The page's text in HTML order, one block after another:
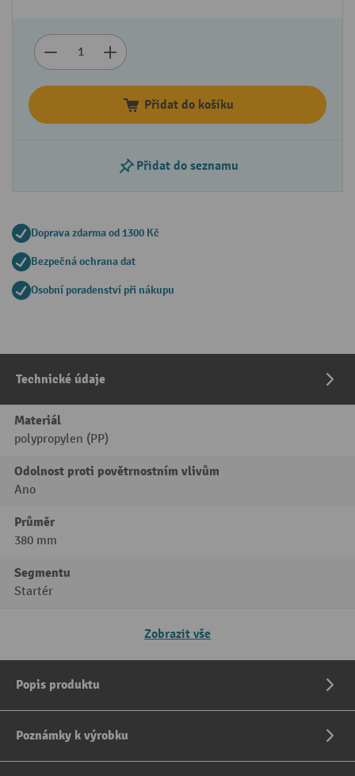
Přidat do košíku
Přidat do seznamu
Doprava zdarma od 1300 Kč
Bezpečná ochrana dat
Osobní poradenství při nákupu
Technické údaje
Materiál
polypropylen (PP)
Odolnost proti povětrnostním vlivům
Ano
Průměr
380 mm
Segmentu
Startér
Zobrazit vše
Popis produktu
Poznámky k výrobku